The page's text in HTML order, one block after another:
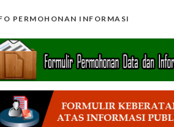
PERMOHONAN INFORMASI